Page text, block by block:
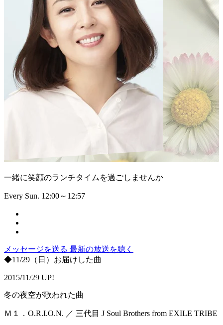
一緒に笑顔のランチタイムを過ごしませんか
Every Sun. 12:00～12:57
メッセージを送る 最新の放送を聴く
◆11/29（日）お届けした曲
2015/11/29 UP!
冬の夜空が歌われた曲
Ｍ１．O.R.I.O.N. ／ 三代目 J Soul Brothers from EXILE TRIBE